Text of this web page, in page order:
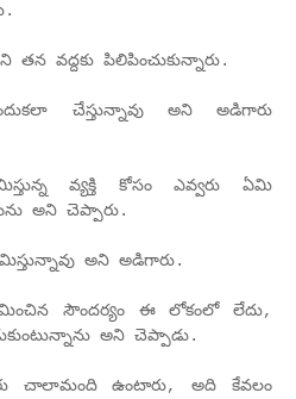
తన వద్దకు పిలిపించుకున్నారు.
చేస్తున్నావు అని అడిగారు
వ్యక్తి కోసం ఎవ్వరు ఏమి
అని చెప్పారు.
అని అడిగారు.
సౌందర్యం ఈ లోకంలో లేదు,
అని చెప్పాడు.
చాలామంది ఉంటారు, అది కేవలం